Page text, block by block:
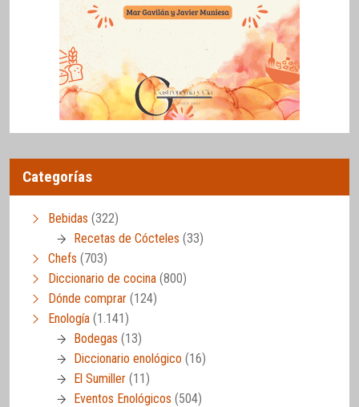
Categorías
Bebidas (322)
Recetas de Cócteles (33)
Chefs (703)
Diccionario de cocina (800)
Dónde comprar (124)
Enología (1.141)
Bodegas (13)
Diccionario enológico (16)
El Sumiller (11)
Eventos Enológicos (504)